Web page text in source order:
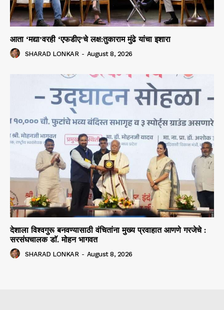
आता ‘मद्या’वरही ‘एफडीए’चे लक्ष:तुकाराम मुंढे यांचा इशारा
SHARAD LONKAR - August 8, 2026
देशाला विश्वगुरू बनवण्यासाठी वंचितांना मुख्य प्रवाहात आणणे गरजेचे :
सरसंघचालक डाॅ. मोहन भागवत
SHARAD LONKAR - August 8, 2026